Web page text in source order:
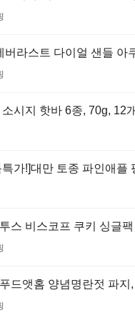
버라스트 다이얼 샌들 아
시지 핫바 6종, 70g, 12개
가!]대만 토종 파인애플
스 비스코프 쿠키 싱글
드앳홈 양념명란젓 파지,